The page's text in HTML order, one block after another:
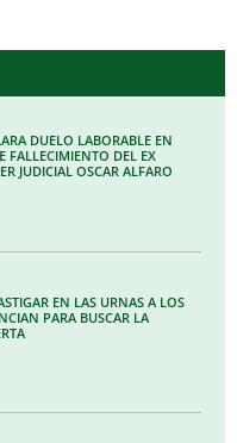
DUELO LABORABLE EN
FALLECIMIENTO DEL EX
JUDICIAL OSCAR ALFARO
EN LAS URNAS A LOS
PARA BUSCAR LA